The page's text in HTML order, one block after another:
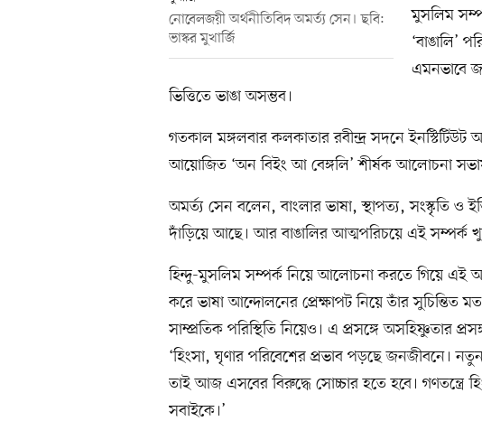
নোবেলজয়ী অর্থনীতিবিদ অমর্ত্য সেন। ছবি:
ভাস্কর মুখার্জি
মুসলিম
‘বাঙালি’
এমনভাবে
ভিত্তিতে ভাঙা অসম্ভব।
গতকাল মঙ্গলবার কলকাতার রবীন্দ্র সদনে
আয়োজিত ‘অন বিইং আ বেঙ্গলি’ শীর্ষক আলোচনা
অমর্ত্য সেন বলেন, বাংলার ভাষা, স্থাপত্য, সংস্কৃতি
দাঁড়িয়ে আছে। আর বাঙালির আত্মপরিচয়ে এই সম্পর্ক
হিন্দু-মুসলিম সম্পর্ক নিয়ে আলোচনা করতে গিয়ে এই
করে ভাষা আন্দোলনের প্রেক্ষাপট নিয়ে তাঁর সুচিন্তিত
সাম্প্রতিক পরিস্থিতি নিয়েও। এ প্রসঙ্গে অসহিষ্ণুতার
‘হিংসা, ঘৃণার পরিবেশের প্রভাব পড়ছে জনজীবনে।
তাই আজ এসবের বিরুদ্ধে সোচ্চার হতে হবে। গণতন্ত্রে
সবাইকে।’